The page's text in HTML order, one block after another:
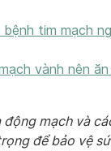
tim mạch
vành nên
động mạch và
để bảo vệ